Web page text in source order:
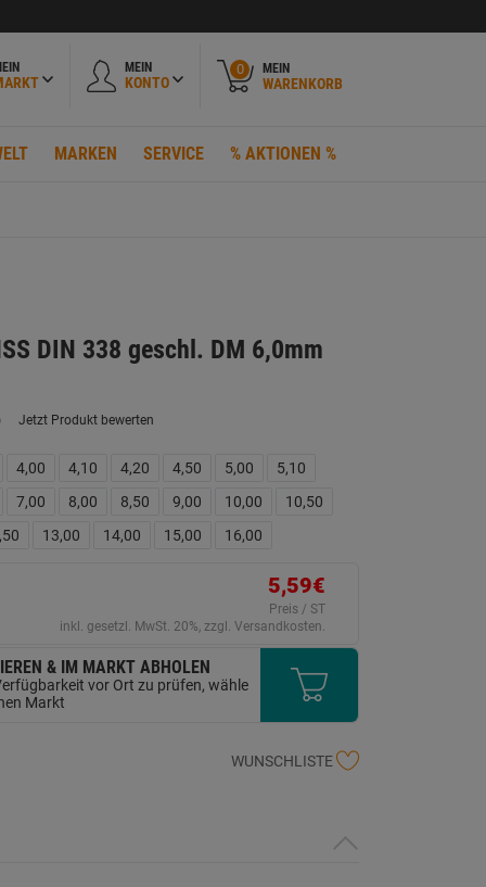
MEIN
KONTO
0 MEIN
WARENKORB
MARKEN SERVICE % AKTIONEN %
DIN 338 geschl. DM 6,0mm
Jetzt Produkt bewerten
4,00 4,10 4,20 4,50 5,00
5,10
7,00 8,00 8,50 9,00 10,00
10,50
13,00 14,00 15,00 16,00
5,59€
Preis / ST
inkl. gesetzl. MwSt. 20%, zzgl. Versandkosten.
& IM MARKT ABHOLEN
vor Ort zu prüfen, wähle
Markt
WUNSCHLISTE